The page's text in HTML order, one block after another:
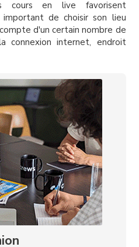
cours en live favorisent
de choisir son lieu
d'un certain nombre de
connexion internet, endroit